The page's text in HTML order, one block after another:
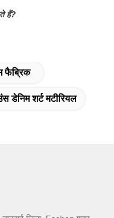
हैं?
फैब्रिक
डेनिम शर्ट मटीरियल